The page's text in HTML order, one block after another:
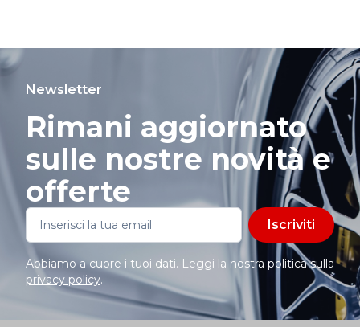
Newsletter
Rimani aggiornato
sulle nostre novità e
offerte
Iscriviti
Abbiamo a cuore i tuoi dati. Leggi la nostra politica sulla
privacy policy.